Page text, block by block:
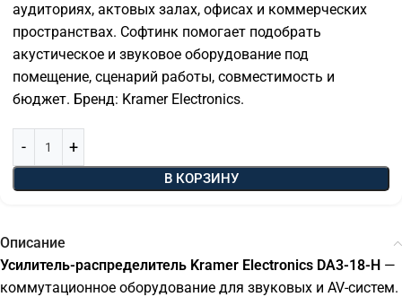
аудиториях, актовых залах, офисах и коммерческих
пространствах. Софтинк помогает подобрать
акустическое и звуковое оборудование под
помещение, сценарий работы, совместимость и
бюджет. Бренд: Kramer Electronics.
В КОРЗИНУ
Описание
Усилитель-распределитель Kramer Electronics DA3-18-H —
коммутационное оборудование для звуковых и AV-систем.